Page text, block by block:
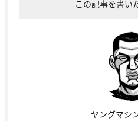
この記事を書い
ヤングマシ